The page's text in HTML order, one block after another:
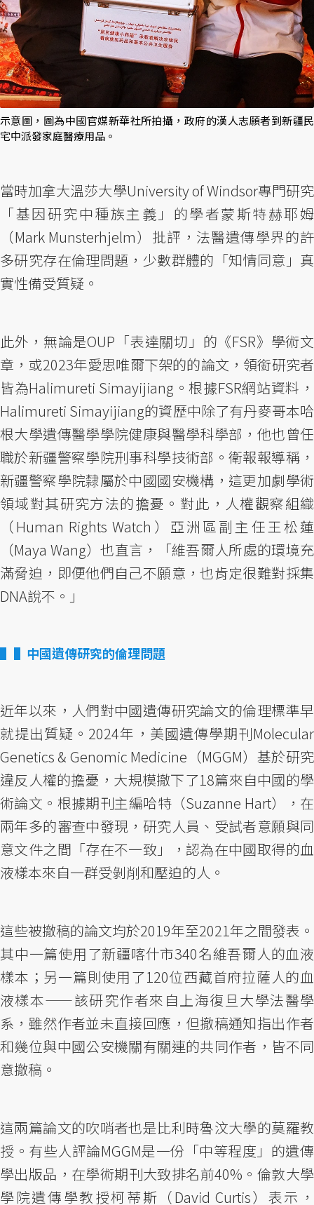
示意圖，圖為中國官媒新華社所拍攝，政府的漢人志願者到新疆民
宅中派發家庭醫療用品。
當時加拿大溫莎大學University of Windsor專門研究
「基因研究中種族主義」的學者蒙斯特赫耶姆
（Mark Munsterhjelm）批評，法醫遺傳學界的許
多研究存在倫理問題，少數群體的「知情同意」真
實性備受質疑。
此外，無論是OUP「表達關切」的《FSR》學術文
章，或2023年愛思唯爾下架的的論文，領銜研究者
皆為Halimureti Simayijiang。根據FSR網站資料，
Halimureti Simayijiang的資歷中除了有丹麥哥本哈
根大學遺傳醫學學院健康與醫學科學部，他也曾任
職於新疆警察學院刑事科學技術部。衛報報導稱，
新疆警察學院隸屬於中國國安機構，這更加劇學術
領域對其研究方法的擔憂。對此，人權觀察組織
（Human Rights Watch）亞洲區副主任王松蓮
（Maya Wang）也直言，「維吾爾人所處的環境充
滿脅迫，即便他們自己不願意，也肯定很難對採集
DNA說不。」
▌中國遺傳研究的倫理問題
近年以來，人們對中國遺傳研究論文的倫理標準早
就提出質疑。2024年，美國遺傳學期刊Molecular
Genetics & Genomic Medicine（MGGM）基於研究
違反人權的擔憂，大規模撤下了18篇來自中國的學
術論文。根據期刊主編哈特（Suzanne Hart），在
兩年多的審查中發現，研究人員、受試者意願與同
意文件之間「存在不一致」，認為在中國取得的血
液樣本來自一群受剝削和壓迫的人。
這些被撤稿的論文均於2019年至2021年之間發表。
其中一篇使用了新疆喀什市340名維吾爾人的血液
樣本；另一篇則使用了120位西藏首府拉薩人的血
液樣本——該研究作者來自上海復旦大學法醫學
系，雖然作者並未直接回應，但撤稿通知指出作者
和幾位與中國公安機關有關連的共同作者，皆不同
意撤稿。
這兩篇論文的吹哨者也是比利時魯汶大學的莫羅教
授。有些人評論MGGM是一份「中等程度」的遺傳
學出版品，在學術期刊大致排名前40%。倫敦大學
學院遺傳學教授柯蒂斯（David Curtis）表示，